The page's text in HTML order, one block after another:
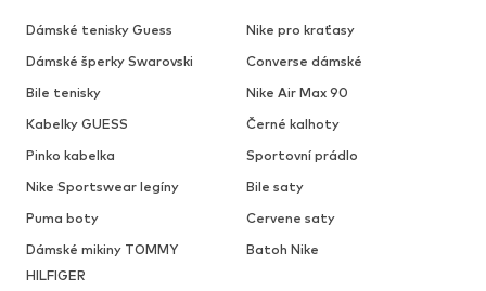
Dámské tenisky Guess
Nike pro kraťasy
Dámské šperky Swarovski
Converse dámské
Bile tenisky
Nike Air Max 90
Kabelky GUESS
Černé kalhoty
Pinko kabelka
Sportovní prádlo
Nike Sportswear legíny
Bile saty
Puma boty
Cervene saty
Dámské mikiny TOMMY
HILFIGER
Batoh Nike